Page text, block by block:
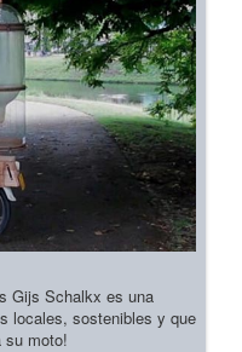
Gijs Schalkx es una
locales, sostenibles y que
su moto!